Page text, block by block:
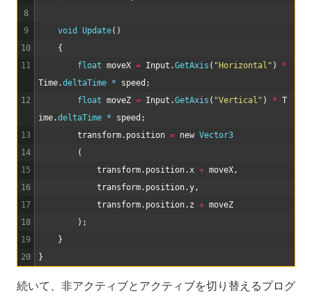
8
9
10
11
12
13
14
15
16
17
18
19
20
void Update( )
{
float moveX = Input .GetAxis ( "Horizontal" )
*
Time.deltaTime * speed ;
float moveZ = Input .GetAxis ( "Vertical" ) * T
ime.deltaTime * speed ;
transform. position = new Vector3
(
transform. position.x + moveX,
transform. position.y,
transform. position. z + moveZ
) ;
}
}
続いて、非アクティブとアクティブを切り替えるプログ